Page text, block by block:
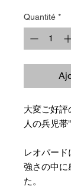
Quantité *
大変ご好評
人の兵児帯
レオパード
強さの中に
た。